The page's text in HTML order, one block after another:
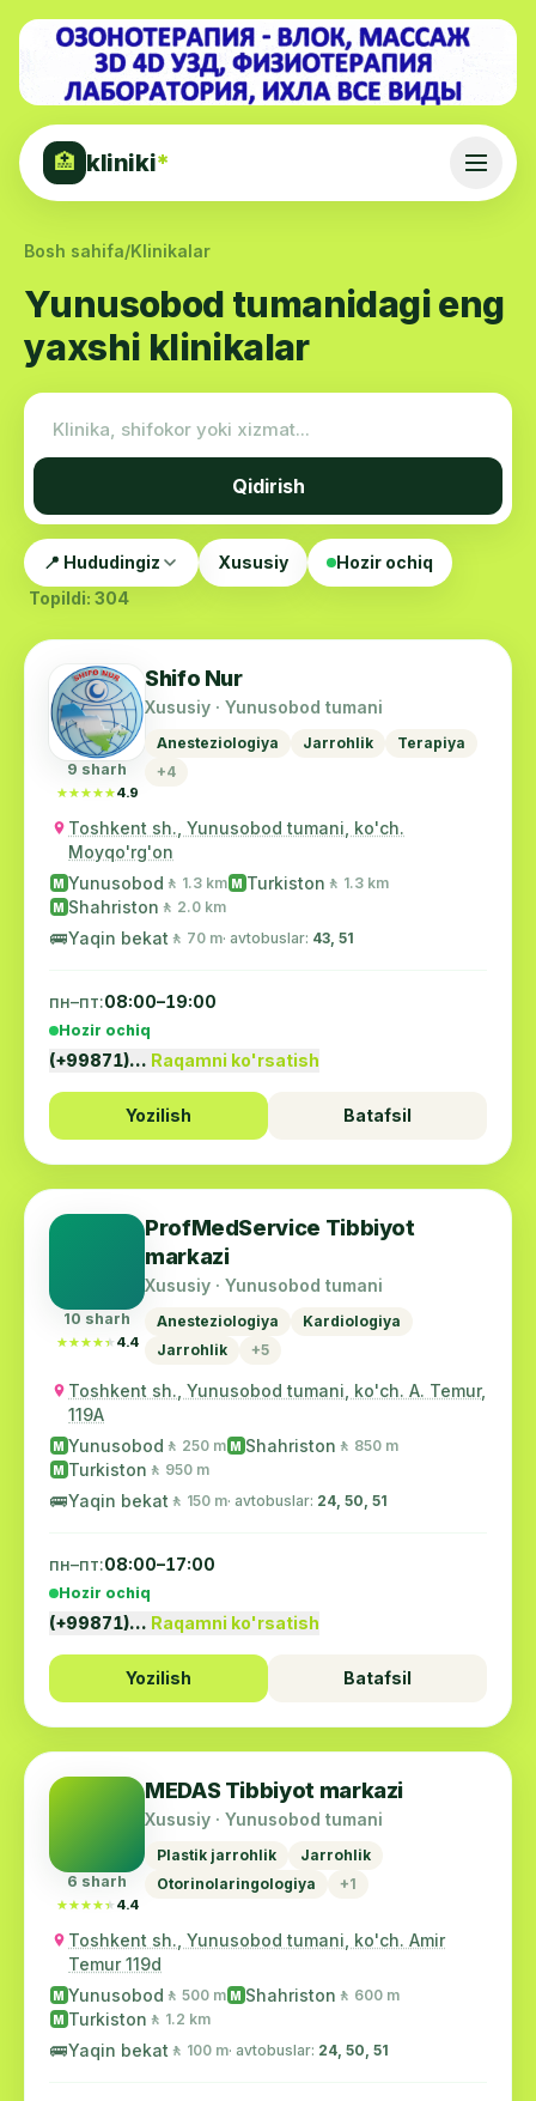
🏥 kliniki*
Bosh sahifa/Klinikalar
Yunusobod tumanidagi eng
yaxshi klinikalar
Qidirish
📍 Hududingiz Xususiy
Hozir ochiq
Topildi: 304
9 sharh
★★★★★
★★★★★4.9
Shifo Nur
Xususiy · Yunusobod tumani
Anesteziologiya Jarrohlik
Terapiya
+4
Toshkent sh., Yunusobod tumani, ko'ch.
Moyqo'rg'on
M Yunusobod 🚶 1.3 km M Turkiston 🚶 1.3 km
M Shahriston 🚶 2.0 km
🚌Yaqin bekat 🚶 70 m· avtobuslar: 43, 51
пн–пт:08:00–19:00
Hozir ochiq
(+99871)… Raqamni ko'rsatish
Yozilish Batafsil
10 sharh
★★★★★
★★★★★ 4.4
ProfMedService Tibbiyot
markazi
Xususiy · Yunusobod tumani
Anesteziologiya
Kardiologiya
Jarrohlik
+5
Toshkent sh., Yunusobod tumani, ko'ch. A. Temur,
119A
M Yunusobod 🚶 250 m M Shahriston 🚶 850 m
M Turkiston 🚶 950 m
🚌Yaqin bekat 🚶 150 m· avtobuslar: 24, 50, 51
пн–пт:08:00–17:00
Hozir ochiq
(+99871)… Raqamni ko'rsatish
Yozilish Batafsil
6 sharh
★★★★★
★★★★★ 4.4
MEDAS Tibbiyot markazi
Xususiy · Yunusobod tumani
Plastik jarrohlik
Jarrohlik
Otorinolaringologiya
+1
Toshkent sh., Yunusobod tumani, ko'ch. Amir
Temur 119d
M Yunusobod 🚶 500 m M Shahriston 🚶 600 m
M Turkiston 🚶 1.2 km
🚌Yaqin bekat 🚶 100 m· avtobuslar: 24, 50, 51